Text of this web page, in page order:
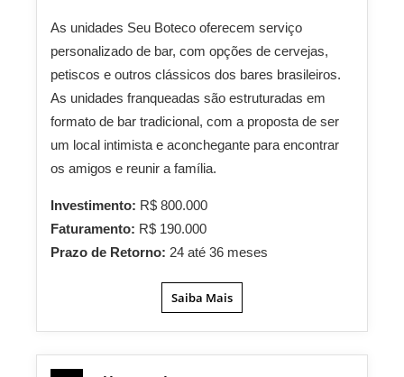
As unidades Seu Boteco oferecem serviço
personalizado de bar, com opções de cervejas,
petiscos e outros clássicos dos bares brasileiros.
As unidades franqueadas são estruturadas em
formato de bar tradicional, com a proposta de ser
um local intimista e aconchegante para encontrar
os amigos e reunir a família.
Investimento: R$ 800.000
Faturamento: R$ 190.000
Prazo de Retorno: 24 até 36 meses
Saiba Mais